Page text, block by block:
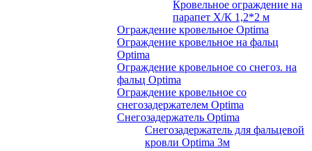
Кровельное ограждение на
парапет Х/К 1,2*2 м
Ограждение кровельное Optima
Ограждение кровельное на фальц
Optima
Ограждение кровельное со снегоз. на
фальц Optima
Ограждение кровельное со
снегозадержателем Optima
Снегозадержатель Optima
Снегозадержатель для фальцевой
кровли Optima 3м